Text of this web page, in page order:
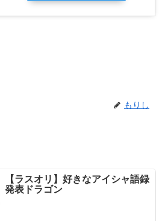
もりし
【ラスオリ】好きなアイシャ語録
発表ドラゴン